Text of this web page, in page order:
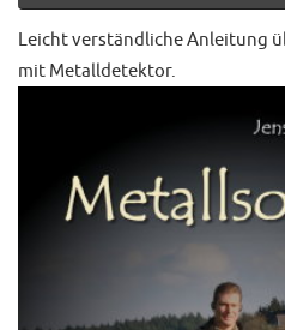
Leicht verständliche Anleitung
mit Metalldetektor.